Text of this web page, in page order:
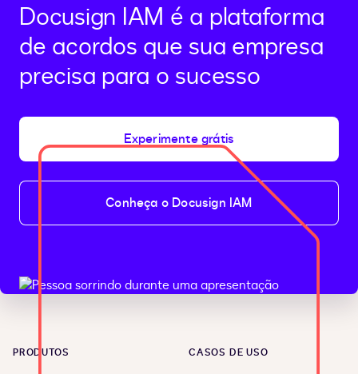
Docusign IAM é a plataforma
de acordos que sua empresa
precisa para o sucesso
Experimente grátis
Conheça o Docusign IAM
PRODUTOS CASOS DE USO